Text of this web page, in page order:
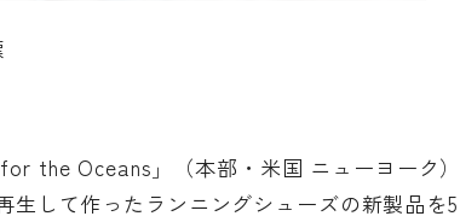
the Oceans」（本部・米国 ニューヨーク
生して作ったランニングシューズの新製品を5